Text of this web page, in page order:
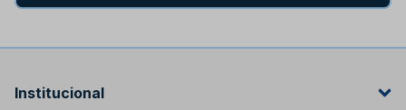
Institucional